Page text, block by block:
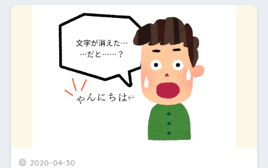
2020-04-30